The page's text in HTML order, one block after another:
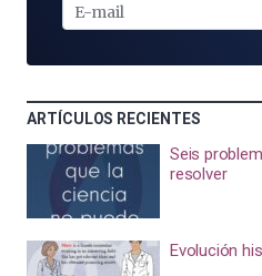
MAIL
ARTÍCULOS RECIENTES
Seis
resolver
Evolución